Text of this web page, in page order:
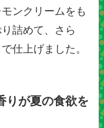
ンクリームをも
詰めて、さら
仕上げました。
りが夏の食欲を